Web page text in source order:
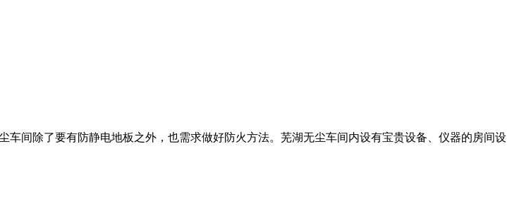
间除了要有防静电地板之外，也需求做好防火方法。芜湖无尘车间内设有宝贵设备、仪器的房间设